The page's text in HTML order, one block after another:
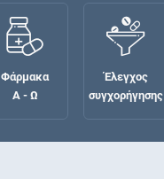
Φάρμακα
Α - Ω
Έλεγχος
συγχορήγησης